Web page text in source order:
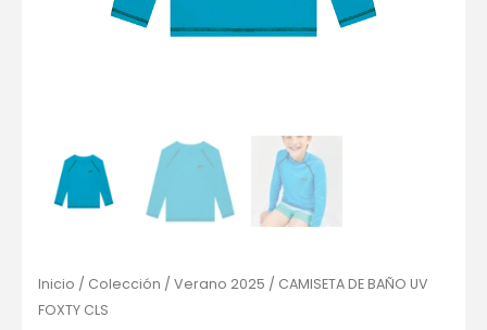
Inicio / Colección / Verano 2025 / CAMISETA DE BAÑO UV
FOXTY CLS